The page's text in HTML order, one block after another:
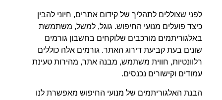
לפני שצוללים לתהליך של קידום אתרים, חיוני להבין
כיצד פועלים מנועי החיפוש. גוגל, למשל, משתמשת
באלגוריתמים מורכבים שלוקחים בחשבון גורמים
שונים בעת קביעת דירוג האתר. גורמים אלה כוללים
רלוונטיות, חווית משתמש, מבנה אתר, מהירות טעינת
עמודים וקישורים נכנסים.
הבנת האלגוריתמים של מנועי החיפוש מאפשרת לנו